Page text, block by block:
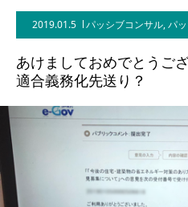
2019.01.5 パッシブコンサル,パ
あけましておめでとうご
適合義務化先送り？
BLOG
CONTACT